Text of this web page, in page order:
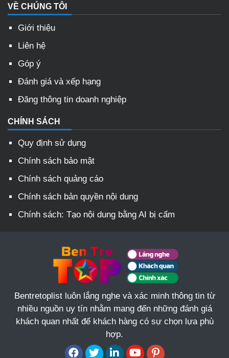
VỀ CHÚNG TÔI
Giới thiệu
Liên hệ
Góp ý
Đánh giá và xếp hạng
Đăng thông tin doanh nghiệp
CHÍNH SÁCH
Quy định sử dụng
Chính sách bảo mật
Chính sách quảng cáo
Chính sách bản quyền nội dung
Chính sách: Tạo nội dung bằng AI bị cấm
Bentretoplist luôn lắng nghe và xác minh thông tin từ
nhiều nguồn uy tín nhằm mang đến những đánh giá
khách quan nhất để khách hàng có sự chọn lựa phù
hợp.